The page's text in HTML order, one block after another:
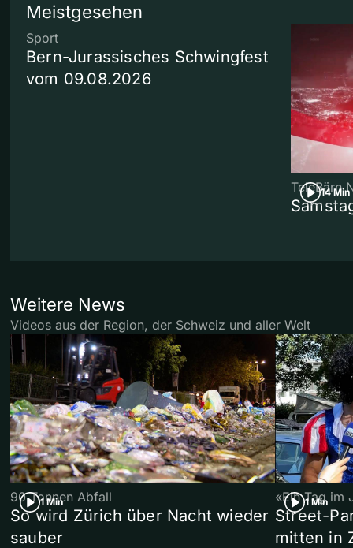
Meistgesehen
Sport
Bern-Jurassisches Schwingfest
vom 09.08.2026
14 Min
TeleBärn
Weitere News
Videos aus der Region, der Schweiz und aller Welt
1 Min
90 Tonnen Abfall
So wird Zürich über Nacht wieder
sauber
1 Min
«Ein Tag im
Street-
mitten in